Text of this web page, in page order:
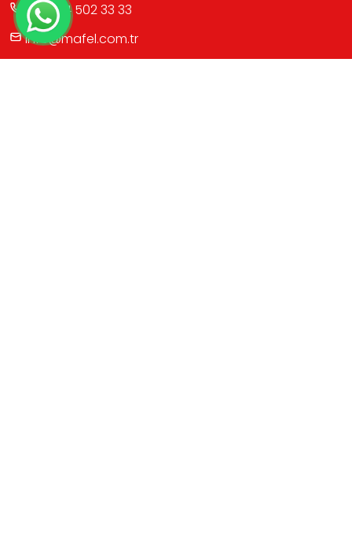
+90 414 502 33 33
info@mafel.com.tr